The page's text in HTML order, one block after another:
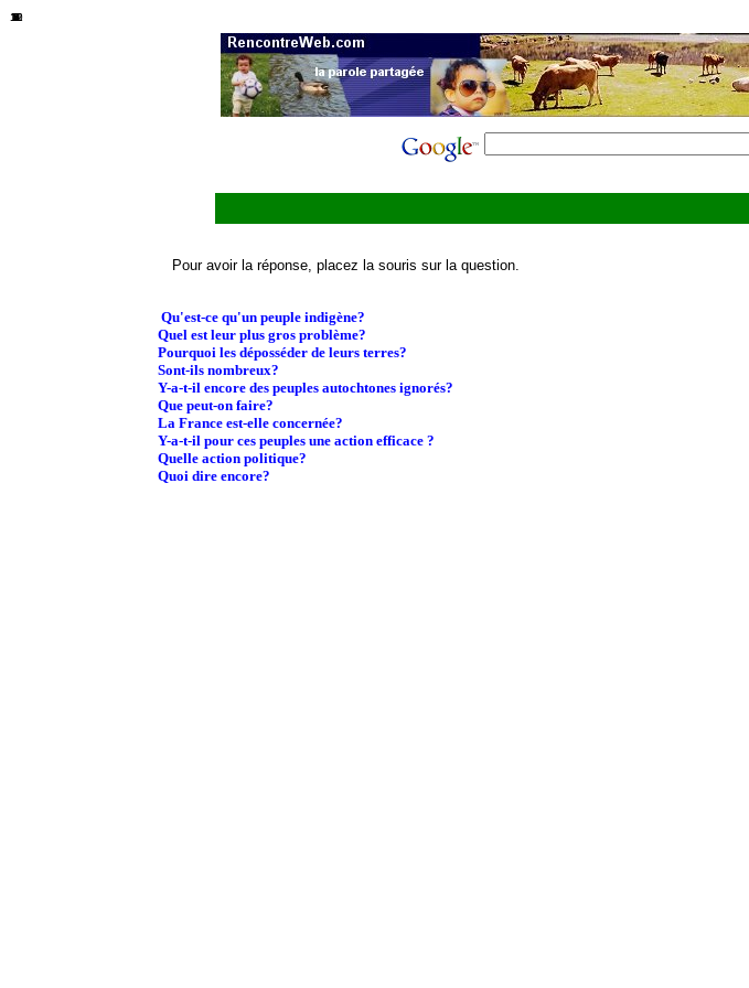
1
2
3
4
5
6
7
8
9
10
11
12
Pour avoir la réponse, placez la souris sur la question.
Qu'est-ce qu'un peuple indigène?
Quel est leur plus gros problème?
Pourquoi les déposséder de leurs terres?
Sont-ils nombreux?
Y-a-t-il encore des peuples autochtones ignorés?
Que peut-on faire?
La France est-elle concernée?
Y-a-t-il pour ces peuples une action efficace ?
Quelle action politique?
Quoi dire encore?